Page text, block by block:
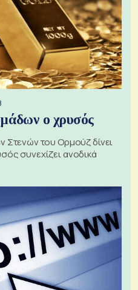
ο χρυσός
Στενών του Ορμούζ δίνει
συνεχίζει ανοδικά